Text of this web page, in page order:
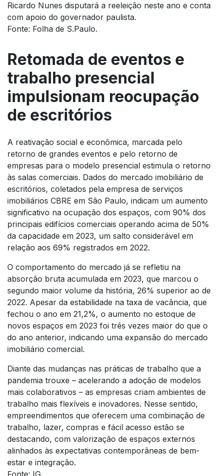
Ricardo Nunes disputará a reeleição neste ano e conta
com apoio do governador paulista.
Fonte: Folha de S.Paulo.
Retomada de eventos e
trabalho presencial
impulsionam reocupação
de escritórios
A reativação social e econômica, marcada pelo
retorno de grandes eventos e pelo retorno de
empresas para o modelo presencial estimula o retorno
às salas comerciais. Dados do mercado imobiliário de
escritórios, coletados pela empresa de serviços
imobiliários CBRE em São Paulo, indicam um aumento
significativo na ocupação dos espaços, com 90% dos
principais edifícios comerciais operando acima de 50%
da capacidade em 2023, um salto considerável em
relação aos 69% registrados em 2022.
O comportamento do mercado já se refletiu na
absorção bruta acumulada em 2023, que marcou o
segundo maior volume da história, 26% superior ao de
2022. Apesar da estabilidade na taxa de vacância, que
fechou o ano em 21,2%, o aumento no estoque de
novos espaços em 2023 foi três vezes maior do que o
do ano anterior, indicando uma expansão do mercado
imobiliário comercial.
Diante das mudanças nas práticas de trabalho que a
pandemia trouxe – acelerando a adoção de modelos
mais colaborativos – as empresas criam ambientes de
trabalho mais flexíveis e inovadores. Nesse sentido,
empreendimentos que oferecem uma combinação de
trabalho, lazer, compras e fácil acesso estão se
destacando, com valorização de espaços externos
alinhados às expectativas contemporâneas de bem-
estar e integração.